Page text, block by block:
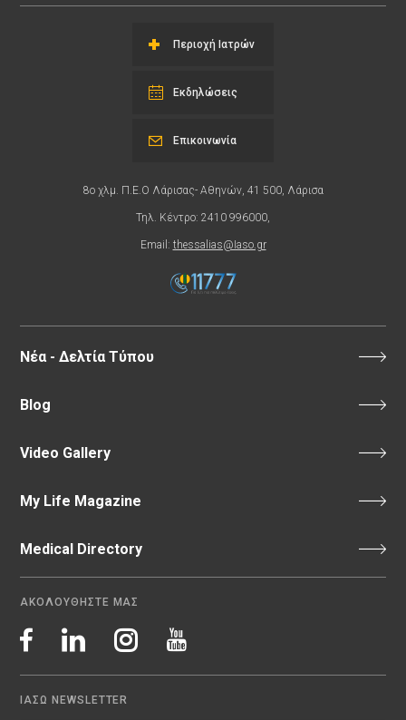
Περιοχή Ιατρών
Εκδηλώσεις
8ο χλμ. Π.Ε.Ο Λάρισας- Αθηνών, 41 500, Λάρισα
Τηλ. Κέντρο: 2410 996000,
Email: thessalias@Iaso.gr
Επικοινωνία
Νέα - Δελτία Τύπου
Blog
Video Gallery
My Life Magazine
Medical Directory
ΑΚΟΛΟΥΘΗΣΤΕ ΜΑΣ
ΙΑΣΩ NEWSLETTER